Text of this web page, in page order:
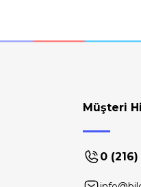
Müşteri
0